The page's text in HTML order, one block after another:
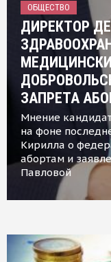
ОБЩЕСТВО
ДИРЕКТОР
ЗАПРЕТА
Мнение
на фоне
Кирилла о
абортам и
Павловой